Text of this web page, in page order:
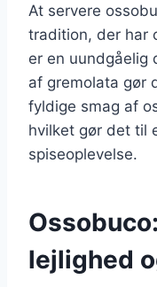
At servere
tradition, der har
er en uundgåelig
af gremolata gør
fyldige smag af
hvilket gør det til
spiseoplevelse.
lejlighed